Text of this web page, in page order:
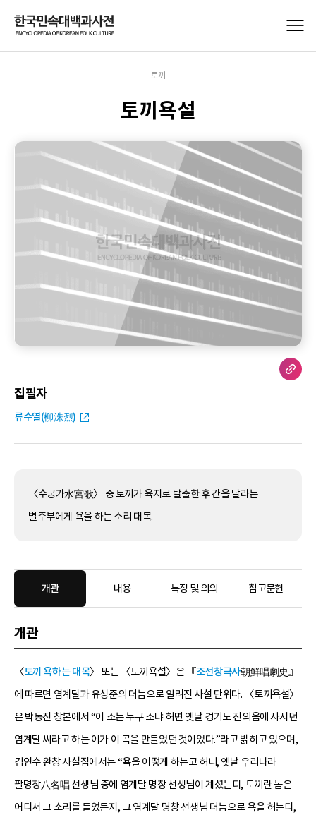
토끼
토끼욕설
집필자
류수열(柳洙烈)
〈수궁가水宮歌〉 중 토끼가 육지로 탈출한 후 간을 달라는
별주부에게 욕을 하는 소리 대목.
개관 내용 특징 및 의의 참고문헌
개관
〈토끼 욕하는 대목〉 또는 〈토끼욕설〉은 『조선창극사朝鮮唱劇史』
에 따르면 염계달과 유성준의 더늠으로 알려진 사설 단위다. 〈토끼욕설〉
은 박동진 창본에서 “이 조는 누구 조냐 허면 옛날 경기도 진의읍에 사시던
염계달 씨라고 하는 이가 이 곡을 만들었던 것이었다.”라고 밝히고 있으며,
김연수 완창 사설집에서는 “욕을 어떻게 하는고 허니, 옛날 우리나라
팔명창八名唱 선생님 중에 염계달 명창 선생님이 계셨는디, 토끼란 놈은
어디서 그 소리를 들었든지, 그 염계달 명창 선생님 더늠으로 욕을 허는디,